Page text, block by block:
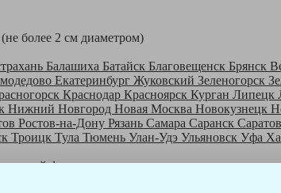
более 2 см диаметром)
Балашиха Батайск Благовещенск Брянск
Екатеринбург Жуковский Зеленогорск
Краснодар Красноярск Курган Липецк
Нижний Новгород Новая Москва Новокузнецк
Ростов-на-Дону Рязань Самара Саранск Саратов
Троицк Тула Тюмень Улан-Удэ Ульяновск Уфа
нашей франшизе